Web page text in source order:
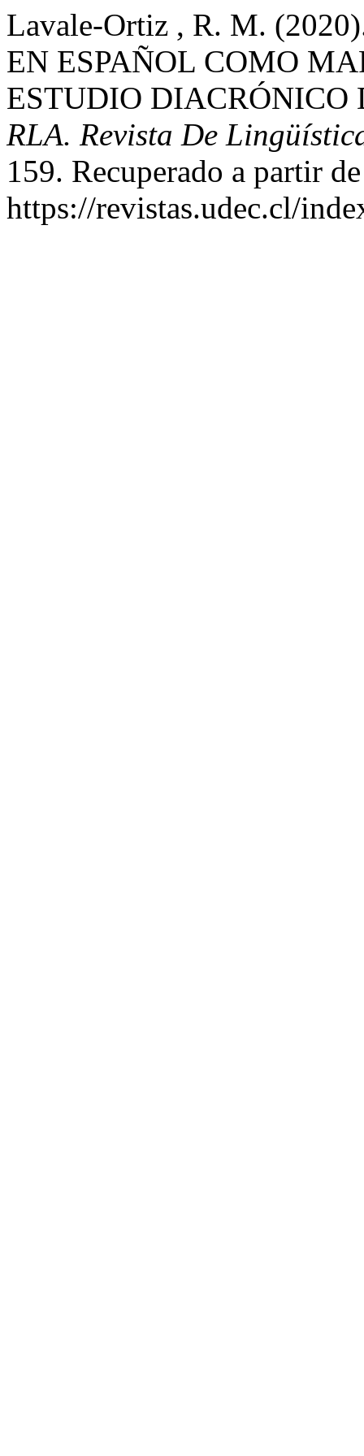
Lavale-Ortiz , R. M.
EN ESPAÑOL COMO
ESTUDIO DIACRÓNICO
RLA. Revista De
159. Recuperado a partir de
https://revistas.udec.cl/